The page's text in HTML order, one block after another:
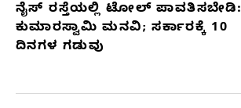
ನೈಸ್ ರಸ್ತೆಯಲ್ಲಿ ಟೋಲ್ ಪಾವತಿಸಬೇಡಿ:
ಕುಮಾರಸ್ವಾಮಿ ಮನವಿ; ಸರ್ಕಾರಕ್ಕೆ 10
ದಿನಗಳ ಗಡುವು